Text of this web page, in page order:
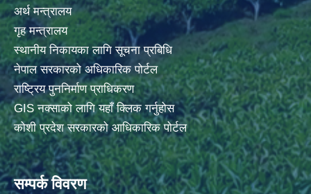
अर्थ मन्त्रालय
गृह मन्त्रालय
स्थानीय निकायका लागि सूचना प्रबिधि
नेपाल सरकारको अधिकारिक पोर्टल
राष्ट्रिय पुननिर्माण प्राधिकरण
GIS नक्साको लागि यहाँ क्लिक गर्नुहोस
कोशी प्रदेश सरकारको आधिकारिक पोर्टल
सम्पर्क विवरण